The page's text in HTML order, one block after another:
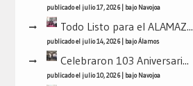
publicado el julio 17, 2026| bajoNavojoa
Todo Listo para el ALAMAZ...
publicado el julio 14, 2026| bajoÁlamos
Celebraron 103 Aniversari...
publicado el julio 10, 2026| bajoNavojoa